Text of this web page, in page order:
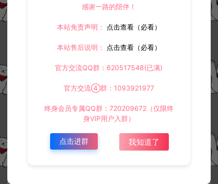
感谢一路的陪伴！
本站免责声明： 点击查看（必看）
本站售后说明： 点击查看（必看）
官方交流QQ群：620517548(已满)
官方交流④群：1093921977
终身会员专属QQ群：720209672（仅限终
身VIP用户入群）
点击进群 我知道了